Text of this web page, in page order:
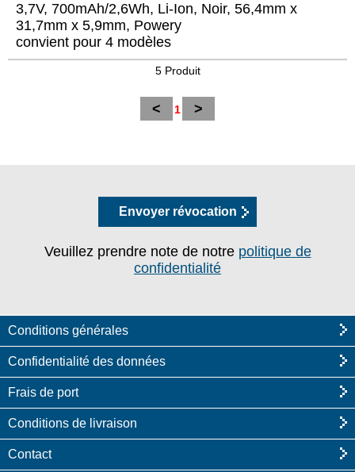
3,7V, 700mAh/2,6Wh, Li-Ion, Noir, 56,4mm x
31,7mm x 5,9mm, Powery
convient pour 4 modèles
5 Produit
< 1 >
Envoyer révocation
Veuillez prendre note de notre politique de
confidentialité
Conditions générales
Confidentialité des données
Frais de port
Conditions de livraison
Contact